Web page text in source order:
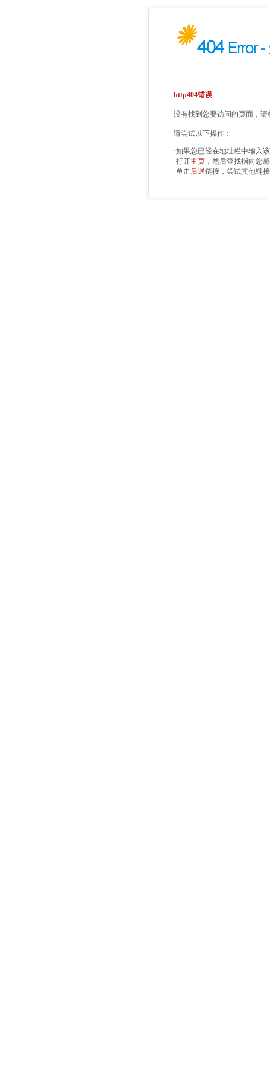
http404错误
没有找到您要访问的页面，
请尝试以下操作：
·如果您已经在地址栏中输入
·打开主页 ，然后查找指向您
·单击后退链接，尝试其他链